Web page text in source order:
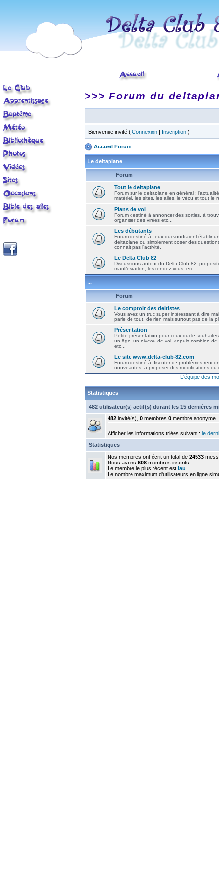
>>> Forum du
Bienvenue invité ( Connexion | Inscription )
Accueil Forum
Le deltaplane
Forum
Tout le deltaplane
Forum sur le deltaplane en général :
matériel, les sites, les ailes, le vécu et tout le
Plans de vol
Forum destiné à annoncer des sorties, à
organiser des virées etc...
Les débutants
Forum destiné à ceux qui voudraient établir
deltaplane ou simplement poser des
connait pas l'activité.
Le Delta Club 82
Discussions autour du Delta Club 82,
manifestation, les rendez-vous, etc...
...
Forum
Le comptoir des deltistes
Vous avez un truc super intéressant à dire
parle de tout, de rien mais surtout pas de la
Présentation
Petite présentation pour ceux qui le
un âge, un niveau de vol, depuis combien de
etc...
Le site www.delta-club-82.com
Forum destiné à discuter de problèmes
nouveautés, à proposer des modifications ou
L'équipe des
Statistiques
482 utilisateur(s) actif(s) durant les 15 dernières
482 invité(s), 0 membres 0 membre anonyme
Afficher les informations triées suivant : le
Statistiques
Nos membres ont écrit un total de 24533
Nous avons 608 membres inscrits
Le membre le plus récent est lau
Le nombre maximum d'utilisateurs en ligne